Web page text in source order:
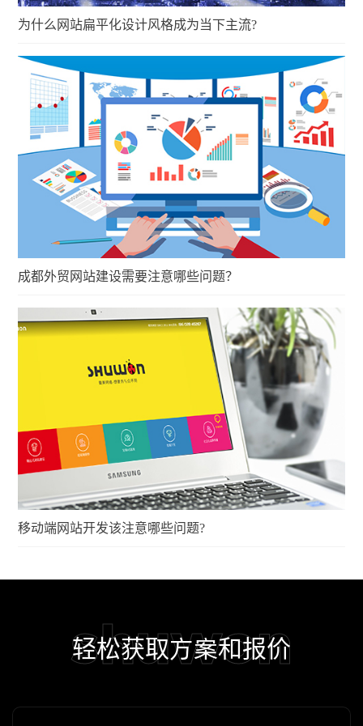
为什么网站扁平化设计风格成为当下主流?
成都外贸网站建设需要注意哪些问题？
移动端网站开发该注意哪些问题?
shuwon
轻松获取方案和报价